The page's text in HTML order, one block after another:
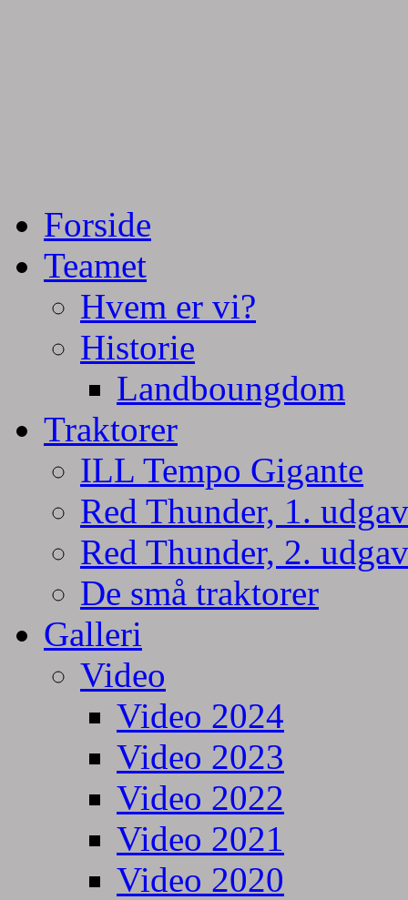
Forside
Teamet
Hvem er vi?
Historie
Landboungdom
Traktorer
ILL Tempo Gigante
Red Thunder, 1.
Red Thunder, 2.
De små traktorer
Galleri
Video
Video 2024
Video 2023
Video 2022
Video 2021
Video 2020